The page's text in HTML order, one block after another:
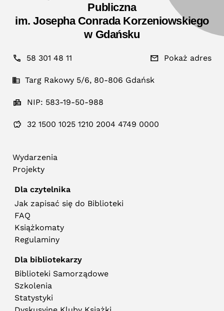
Publiczna
im. Josepha Conrada Korzeniowskiego
w Gdańsku
58 301 48 11 Pokaż adres
Targ Rakowy 5/6, 80-806 Gdańsk
NIP: 583-19-50-988
32 1500 1025 1210 2004 4749 0000
Wydarzenia
Projekty
Dla czytelnika
Jak zapisać się do Biblioteki
FAQ
Książkomaty
Regulaminy
Dla bibliotekarzy
Biblioteki Samorządowe
Szkolenia
Statystyki